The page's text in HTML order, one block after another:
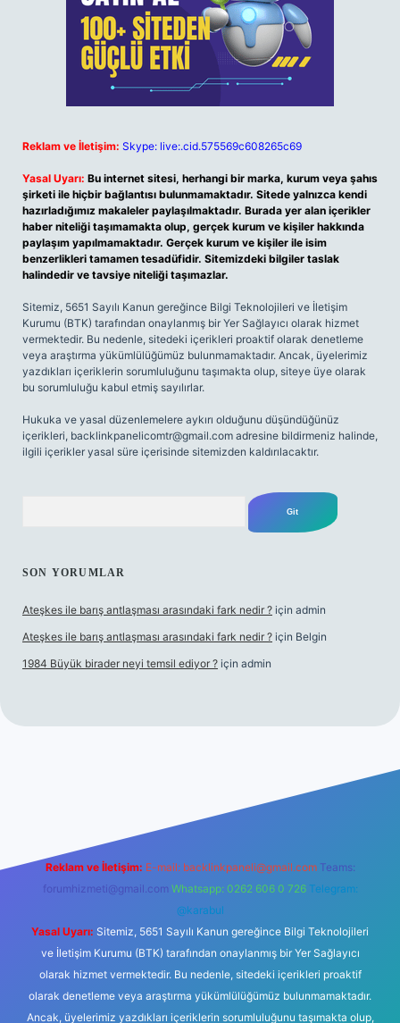
Reklam ve İletişim: Skype: live:.cid.575569c608265c69
Yasal Uyarı: Bu internet sitesi, herhangi bir marka, kurum veya şahıs
şirketi ile hiçbir bağlantısı bulunmamaktadır. Sitede yalnızca kendi
hazırladığımız makaleler paylaşılmaktadır. Burada yer alan içerikler
haber niteliği taşımamakta olup, gerçek kurum ve kişiler hakkında
paylaşım yapılmamaktadır. Gerçek kurum ve kişiler ile isim
benzerlikleri tamamen tesadüfidir. Sitemizdeki bilgiler taslak
halindedir ve tavsiye niteliği taşımazlar.
Sitemiz, 5651 Sayılı Kanun gereğince Bilgi Teknolojileri ve İletişim
Kurumu (BTK) tarafından onaylanmış bir Yer Sağlayıcı olarak hizmet
vermektedir. Bu nedenle, sitedeki içerikleri proaktif olarak denetleme
veya araştırma yükümlülüğümüz bulunmamaktadır. Ancak, üyelerimiz
yazdıkları içeriklerin sorumluluğunu taşımakta olup, siteye üye olarak
bu sorumluluğu kabul etmiş sayılırlar.
Hukuka ve yasal düzenlemelere aykırı olduğunu düşündüğünüz
içerikleri, backlinkpanelicomtr@gmail.com adresine bildirmeniz halinde,
ilgili içerikler yasal süre içerisinde sitemizden kaldırılacaktır.
SON YORUMLAR
Ateşkes ile barış antlaşması arasındaki fark nedir ? için admin
Ateşkes ile barış antlaşması arasındaki fark nedir ? için Belgin
1984 Büyük birader neyi temsil ediyor ? için admin
Reklam ve İletişim: E-mail: backlinkpaneli@gmail.com Teams:
forumhizmeti@gmail.com Whatsapp: 0262 606 0 726 Telegram:
@karabul
Yasal Uyarı: Sitemiz, 5651 Sayılı Kanun gereğince Bilgi Teknolojileri
ve İletişim Kurumu (BTK) tarafından onaylanmış bir Yer Sağlayıcı
olarak hizmet vermektedir. Bu nedenle, sitedeki içerikleri proaktif
olarak denetleme veya araştırma yükümlülüğümüz bulunmamaktadır.
Ancak, üyelerimiz yazdıkları içeriklerin sorumluluğunu taşımakta olup,